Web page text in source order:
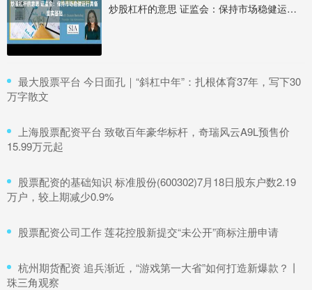
炒股杠杆的意思 证监会：保持市场稳健运行具备坚实基础
​最大股票平台 今日面孔｜“斜杠中年”：扎根体育37年，写下30
万字散文
​上海股票配资平台 致敬百年豪华标杆，奇瑞风云A9L预售价
15.99万元起
​股票配资的基础知识 标准股份(600302)7月18日股东户数2.19
万户，较上期减少0.9%
​股票配资公司工作 莲花控股新提交“未公开”商标注册申请
​杭州期货配资 追兵渐近，“游戏第一大省”如何打造新爆款？丨
珠三角观察